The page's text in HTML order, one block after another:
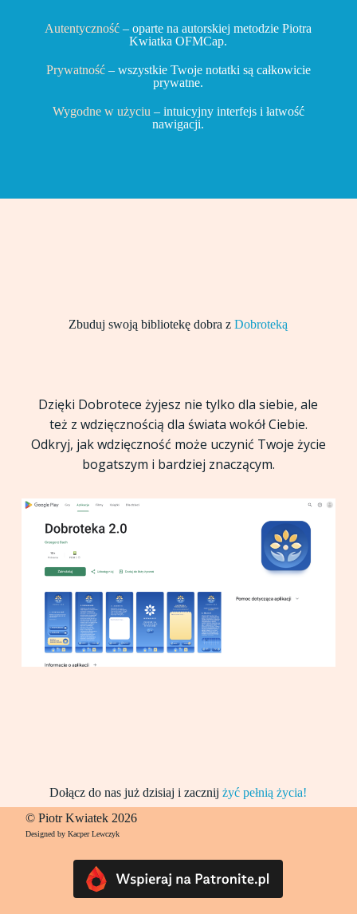
Autentyczność – oparte na autorskiej metodzie Piotra
Kwiatka OFMCap.
Prywatność– wszystkie Twoje notatki są całkowicie
prywatne.
Wygodne w użyciu – intuicyjny interfejs i łatwość
nawigacji.
Zbuduj swoją bibliotekę dobra z Dobroteką
Dzięki Dobrotece żyjesz nie tylko dla siebie, ale
też z wdzięcznością dla świata wokół Ciebie.
Odkryj, jak wdzięczność może uczynić Twoje życie
bogatszym i bardziej znaczącym.
Dołącz do nas już dzisiaj i zacznij żyć pełnią życia!
© Piotr Kwiatek 2026
Designed by Kacper Lewczyk